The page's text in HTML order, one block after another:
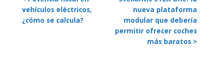
vehículos eléctricos,
¿cómo se calcula?
nueva plataforma
modular que debería
permitir ofrecer coches
más baratos >